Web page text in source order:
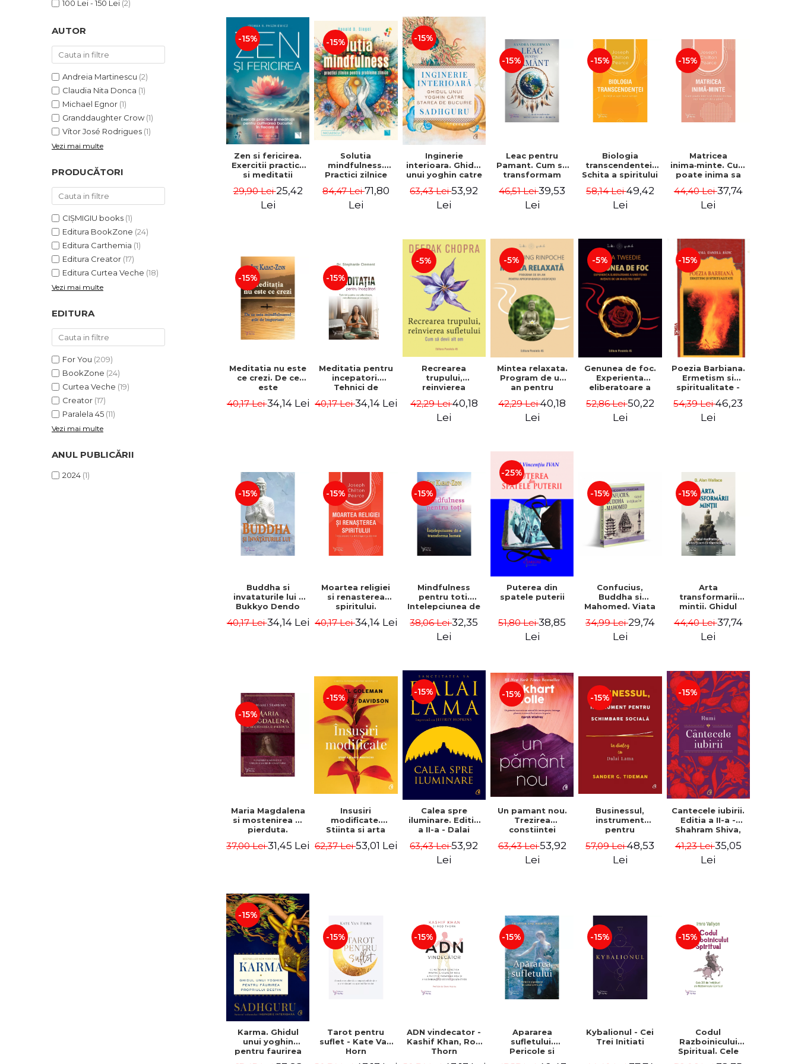
ADMINISTRATIVE
ȘTIINȚE EXACTE
EDUCAȚIE FIZICĂ ȘI SPORT
TIMP LIBER
ÎN CURS DE APARIȚIE
PACHETE DE STUDIU
ULTIMELE EXEMPLARE
Cum Cumpăr
Politica de Retur
Formular de Retur
Distribuitori
100 Lei - 150 Lei (2)
AUTOR
Andreia Martinescu (2)
Claudia Nita Donca (1)
Michael Egnor (1)
Granddaughter Crow (1)
Vítor José Rodrigues (1)
Vezi mai multe
PRODUCĂTORI
CIȘMIGIU books (1)
Editura BookZone (24)
Editura Carthemia (1)
Editura Creator (17)
Editura Curtea Veche (18)
Vezi mai multe
EDITURA
For You (209)
BookZone (24)
Curtea Veche (19)
Creator (17)
Paralela 45 (11)
Vezi mai multe
ANUL PUBLICĂRII
2024 (1)
-15%
Zen si fericirea.
Exercitii practice
si meditatii
bucuriei in fiecare
zi - Joshua R.
29,90 Lei25,42
Lei
-15%
Solutia
mindfulness.
Practici zilnice
zilnice - Ronald
D. Siegel
84,47 Lei71,80
Lei
-15%
Inginerie
interioara. Ghidul
unui yoghin catre
- Sadhguru
63,43 Lei53,92
Lei
-15%
Leac pentru
Pamant. Cum sa
transformam
personale si de
mediu.Editia a II-
46,51 Lei39,53
Lei
-15%
Biologia
transcendentei.
Schita a spiritului
Chilton Pearce
58,14 Lei49,42
Lei
-15%
Matricea
inima‑minte. Cum
poate inima sa
moduri de a
gandi - Joseph
44,40 Lei37,74
Lei
-15%
Meditatia nu este
ce crezi. De ce
este
atat de
40,17 Lei34,14 Lei
-15%
Meditatia pentru
incepatori.
Tehnici de
mindfulness si
40,17 Lei34,14 Lei
-5%
Recrearea
trupului,
reinvierea
devii alt om.
Editia a III-a -
42,29 Lei40,18
Lei
-5%
Mintea relaxata.
Program de un
an pentru
meditatiei -
Rinpoche Dza
42,29 Lei40,18
Lei
-5%
Genunea de foc.
Experienta
eliberatoare a
initiate de un
maestru sufit -
52,86 Lei50,22
Lei
-15%
Poezia Barbiana.
Ermetism si
spiritualitate -
Badic
54,39 Lei46,23
Lei
-15%
Buddha si
invataturile lui -
Bukkyo Dendo
40,17 Lei34,14 Lei
-15%
Moartea religiei
si renasterea
spiritului.
inteligenta inimii
40,17 Lei34,14 Lei
-15%
Mindfulness
pentru toti.
Intelepciunea de
lumea - Dr. Jon
Kabat-Zinn
38,06 Lei32,35
Lei
-25%
Puterea din
spatele puterii
51,80 Lei38,85
Lei
-15%
Confucius,
Buddha si
Mahomed. Viata
Theodor Martas
34,99 Lei29,74
Lei
-15%
Arta
transformarii
mintii. Ghidul
pentru practica
tibetana Lojong -
44,40 Lei37,74
Lei
-15%
Maria Magdalena
si mostenirea ei
pierduta.
simbolice si
37,00 Lei31,45 Lei
-15%
Insusiri
modificate.
Stiinta si arta
Daniel Goleman,
62,37 Lei53,01 Lei
-15%
Calea spre
iluminare. Editia
a II-a - Dalai
Hopkins
63,43 Lei53,92
Lei
-15%
Un pamant nou.
Trezirea
constiintei
V-a - Eckhart
Tolle
63,43 Lei53,92
Lei
-15%
Businessul,
instrument
pentru
sociala. In dialog
cu Dalai Lama -
57,09 Lei48,53
Lei
-15%
Cantecele iubirii.
Editia a II-a -
Shahram Shiva,
41,23 Lei35,05
Lei
-15%
Karma. Ghidul
unui yoghin
pentru faurirea
-15%
Tarot pentru
suflet - Kate Van
Horn
-15%
ADN vindecator -
Kashif Khan, Rod
Thorn
-15%
Apararea
sufletului.
Pericole si
-15%
Kybalionul - Cei
Trei Initiati
-15%
Codul
Razboinicului
Spiritual. Cele